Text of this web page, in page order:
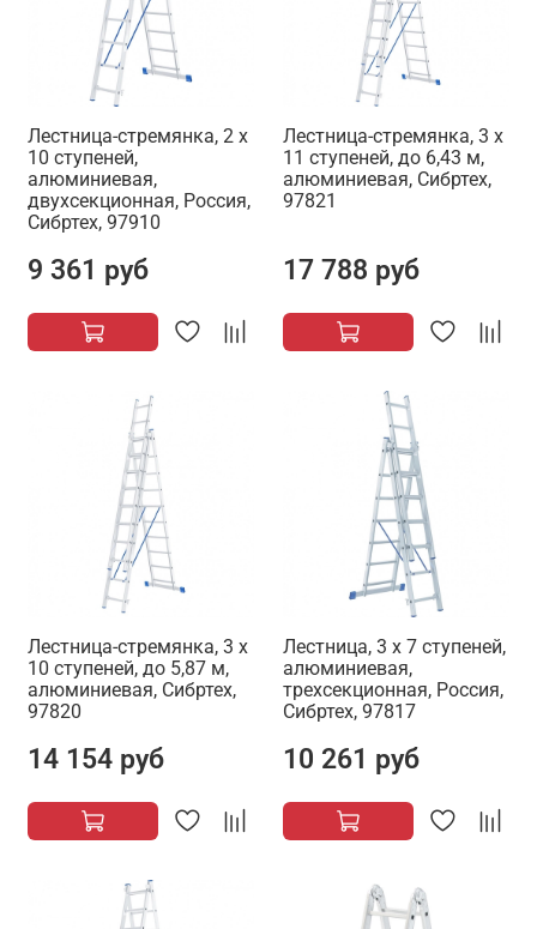
Лестница-стремянка, 2 х
10 ступеней,
алюминиевая,
двухсекционная, Россия,
Сибртех, 97910
9 361 руб
Лестница-стремянка, 3 х
11 ступеней, до 6,43 м,
алюминиевая, Сибртех,
97821
17 788 руб
Лестница-стремянка, 3 х
10 ступеней, до 5,87 м,
алюминиевая, Сибртех,
97820
14 154 руб
Лестница, 3 х 7 ступеней,
алюминиевая,
трехсекционная, Россия,
Сибртех, 97817
10 261 руб